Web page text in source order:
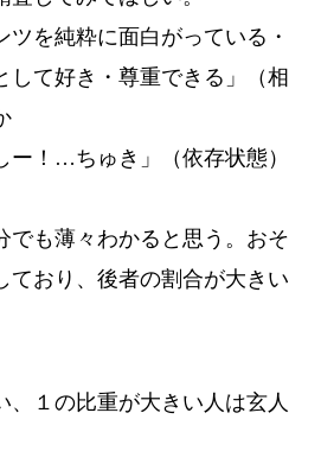
ツを純粋に面白がっている・
して好き・尊重できる」（相
ー！…ちゅき」（依存状態）
でも薄々わかると思う。おそ
ており、後者の割合が大きい
、１の比重が大きい人は玄人